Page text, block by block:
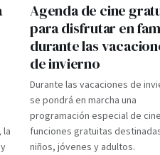
la
Agenda de cine
para disfrutar en
durante las
de invierno
Durante las vacaciones de
se pondrá en marcha una
programación especial de
funciones gratuitas
niños, jóvenes y adultos.